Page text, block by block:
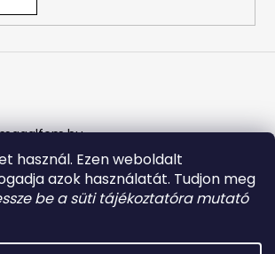
használ. Ezen weboldalt
azok használatát. Tudjon meg
be a süti tájékoztatóra mutató
profile.php?id=61574807